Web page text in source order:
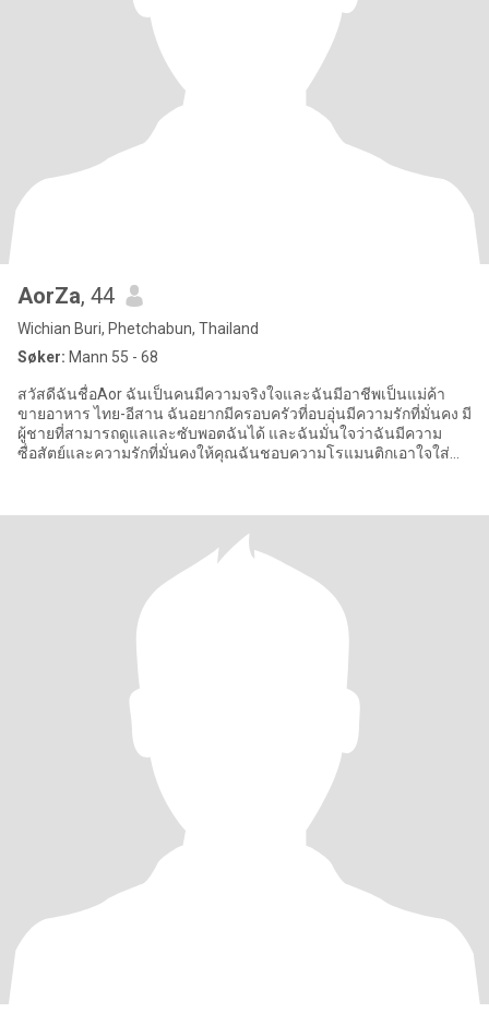
AorZa, 44
Wichian Buri, Phetchabun, Thailand
Søker: Mann 55 - 68
สวัสดีฉันชื่อAor ฉันเป็นคนมีความจริงใจและฉันมีอาชีพเป็นแม่ค้า
ขายอาหาร ไทย-อีสาน ฉันอยากมีครอบครัวที่อบอุ่นมีความรักที่มั่นคง มี
ผู้ชายที่สามารถดูแลและซับพอตฉันได้ และฉันมั่นใจว่าฉันมีความ
ซื่อสัตย์และความรักที่มั่นคงให้คุณฉันชอบความโรแมนติกเอาใจใส่